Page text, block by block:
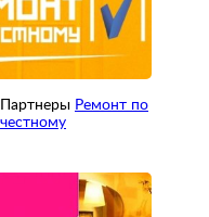
Партнеры Ремонт по
честному